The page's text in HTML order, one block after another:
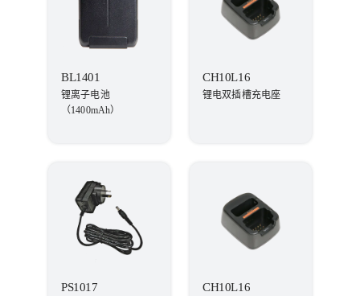
BL1401
锂离子电池
（1400mAh）
CH10L16
锂电双插槽充电座
PS1017 CH10L16